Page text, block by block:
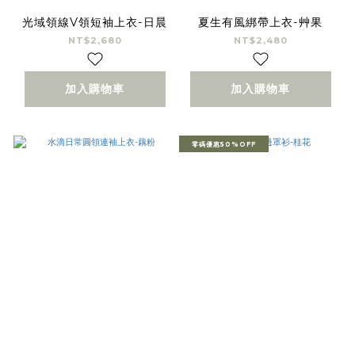
光域領線V領短袖上衣-日晨
NT$2,680
加入購物車
夏生有風綁帶上衣-艸果
NT$2,480
加入購物車
零碼優惠50%OFF